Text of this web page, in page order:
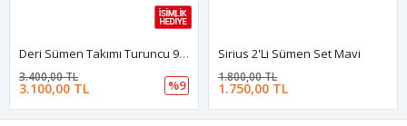
Deri Sümen Takımı Turuncu 9 Parça İsimlik Hediyeli
3.100,00 TL
3.400,00 TL
%9
Sirius 2'li Sümen Set Mavi
1.750,00 TL
1.800,00 TL